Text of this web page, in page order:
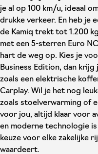
je al op 100 km/u, ideaal
drukke verkeer. En heb je
de Kamiq trekt tot 1.200
met een 5-sterren Euro
hart de weg op. Kies je
Business Edition, dan
zoals een elektrische
Carplay. Wil je het nog
zoals stoelverwarming of
voor jou, altijd klaar voor
en moderne technologie
keuze voor elke zakelijke
waardeert.